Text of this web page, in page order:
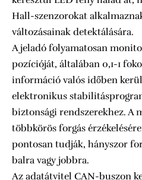
Hall-szenzorokat
változásainak detektálására.
A jeladó folyamatosan
pozícióját, általában 0,1-1
információ valós időben
elektronikus
biztonsági rendszerekhez. A
többkörös forgás
pontosan tudják, hányszor
balra vagy jobbra.
Az adatátvitel CAN-buszon